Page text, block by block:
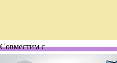
Совместим с